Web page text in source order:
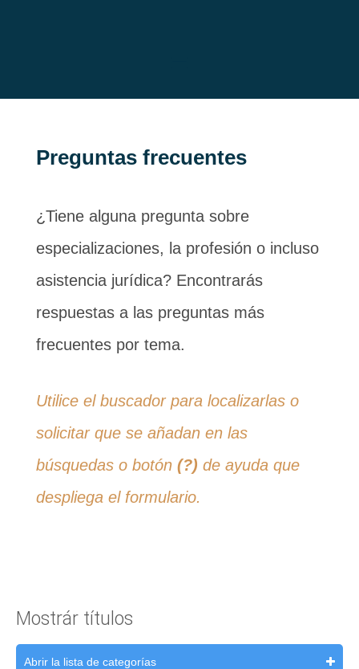
Preguntas frecuentes
¿Tiene alguna pregunta sobre
especializaciones, la profesión o incluso
asistencia jurídica? Encontrarás
respuestas a las preguntas más
frecuentes por tema.
Utilice el buscador para localizarlas o
solicitar que se añadan en las
búsquedas o botón (?) de ayuda que
despliega el formulario.
Mostrár títulos
Abrir la lista de categorías